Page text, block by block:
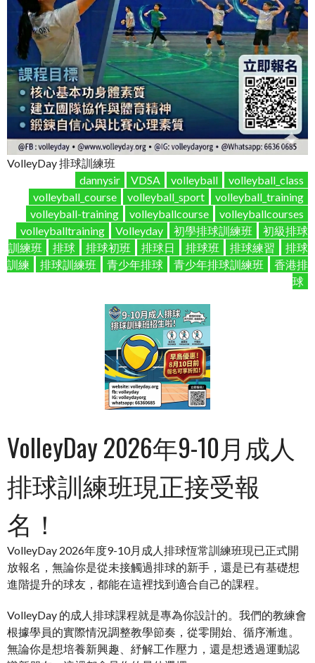
VolleyDay 排球訓練班
dannysir
VDSA volleyball
volleyball_class
volleyball_course
volleyball_sport
volleyball_training
volleyball-training
volleyballcourse
volleyballcourses
volleyballtraining
Volleyday 初學排球訓練班
初級排球
訓練班
排球 排球初班 排球日 排球班 排球練習
排球
訓練
排球訓練班 青少年排球 青少年排球訓練班
香港排
球
VolleyDay 2026年9-10月成人
排球訓練班現正接受報
名！
VolleyDay 2026年度9-10月成人排球恆常訓練班現已正式開
放報名，無論你是從未接觸過排球的新手，還是已有基礎想
進階提升的球友，都能在這裡找到適合自己的課程。
VolleyDay 的成人排球課程就是專為你設計的。我們的教練會
根據學員的實際情況調整教學節奏，從零開始、循序漸進。
無論你是想培養新興趣、紓解工作壓力，還是想透過運動認